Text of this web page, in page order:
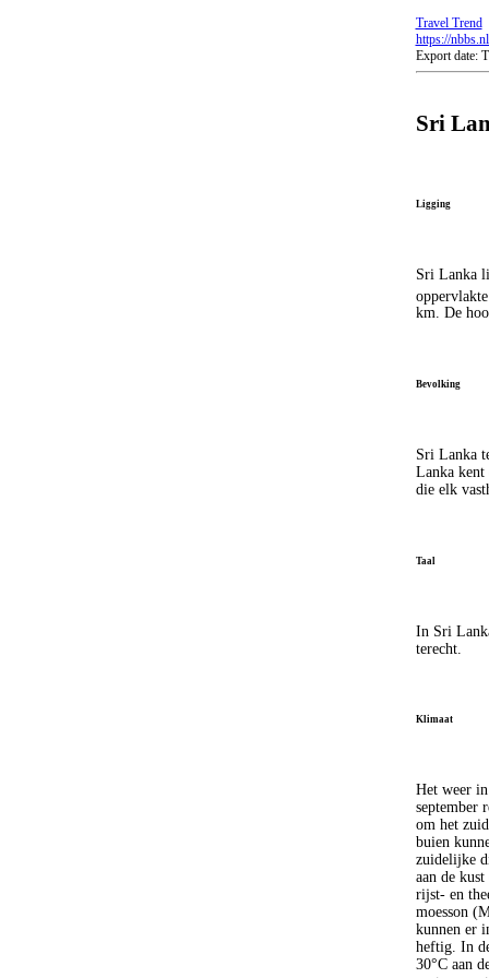
Travel Trend
https://
Export date:
Sri
Ligging
Sri Lanka
km. De
Bevolking
Sri Lanka
Lanka kent
die elk
Taal
In Sri
terecht.
Klimaat
Het weer
september
om het
buien
zuidelijke
aan de
rijst- en
moesson
kunnen er
heftig. In
30°C aan